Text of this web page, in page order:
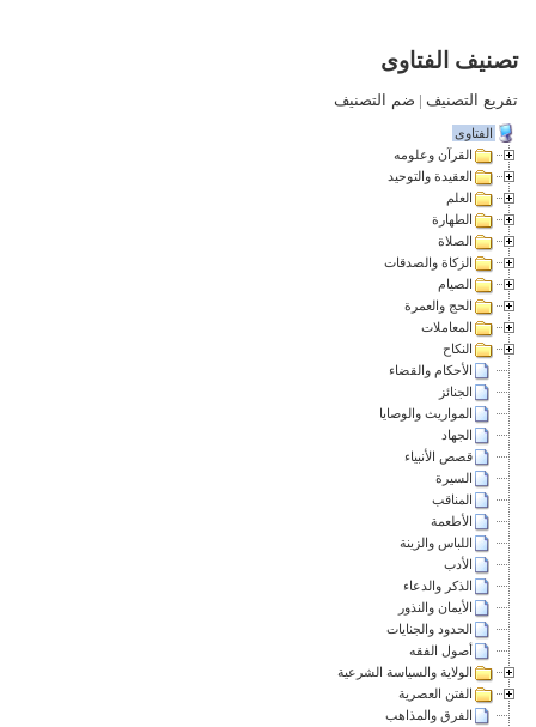
تصنيف الفتاوى
تفريع التصنيف | ضم التصنيف
الفتاوى
القرآن وعلومه
العقيدة والتوحيد
العلم
الطهارة
الصلاة
الزكاة والصدقات
الصيام
الحج والعمرة
المعاملات
النكاح
الأحكام والقضاء
الجنائز
المواريث والوصايا
الجهاد
قصص الأنبياء
السيرة
المناقب
الأطعمة
اللباس والزينة
الأدب
الذكر والدعاء
الأيمان والنذور
الحدود والجنايات
أصول الفقه
الولاية والسياسة الشرعية
الفتن العصرية
الفرق والمذاهب